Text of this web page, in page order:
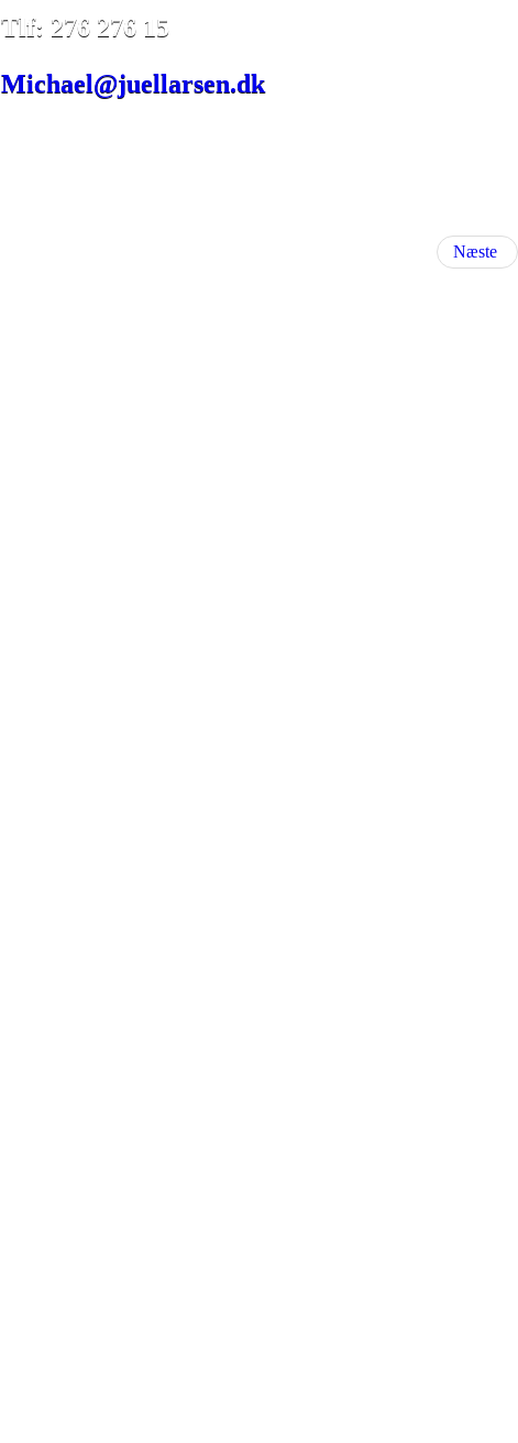
​Tlf: 276 276 15
Michael@juellarsen.dk
Næste